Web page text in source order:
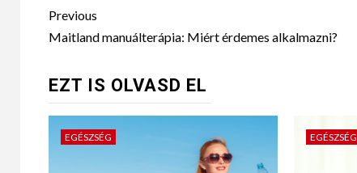
Previous
Maitland manuálterápia: Miért érdemes alkalmazni?
EZT IS OLVASD EL
EGÉSZSÉG EGÉSZSÉG